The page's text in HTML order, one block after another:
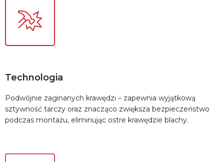
Technologia
Podwójnie zaginanych krawędzi – zapewnia wyjątkową
sztywność tarczy oraz znacząco zwiększa bezpieczeństwo
podczas montażu, eliminując ostre krawędzie blachy.